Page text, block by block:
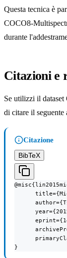
Questa tecnica è
COCO8-
durante
Citazioni e
Se utilizzi il
di citare il seguente
Citazione
BibTeX
}